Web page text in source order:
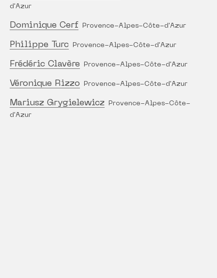
d'Azur
Dominique Cerf Provence-Alpes-Côte-d'Azur
Philippe Turc Provence-Alpes-Côte-d'Azur
Frédéric Clavère Provence-Alpes-Côte-d'Azur
Véronique Rizzo Provence-Alpes-Côte-d'Azur
Mariusz Grygielewicz
Provence-Alpes-Côte-
d'Azur